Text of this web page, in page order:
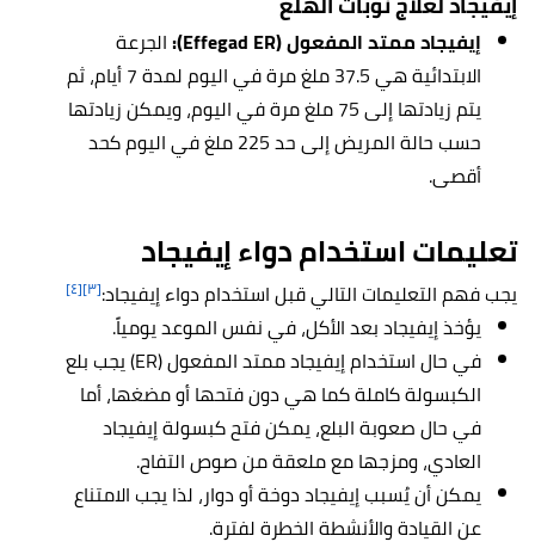
إيفيجاد ممتد المفعول (Effegad ER):
الجرعة
الابتدائية هي 37.5 ملغ مرة في اليوم لمدة 7 أيام، ثم
يتم زيادتها إلى 75 ملغ مرة في اليوم، ويمكن زيادتها
حسب حالة المريض إلى حد 225 ملغ في اليوم كحد
أقصى.
تعليمات استخدام دواء إيفيجاد
يجب فهم التعليمات التالي قبل استخدام دواء إيفيجاد:[٣] [٤]
يؤخذ إيفيجاد بعد الأكل، في نفس الموعد يومياً.
في حال استخدام إيفيجاد ممتد المفعول (ER) يجب بلع
الكبسولة كاملة كما هي دون فتحها أو مضغها، أما
في حال صعوبة البلع، يمكن فتح كبسولة إيفيجاد
العادي، ومزجها مع ملعقة من صوص التفاح.
يمكن أن يُسبب إيفيجاد دوخة أو دوار، لذا يجب الامتناع
عن القيادة والأنشطة الخطرة لفترة.